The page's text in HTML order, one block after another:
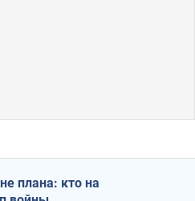
плана: кто на